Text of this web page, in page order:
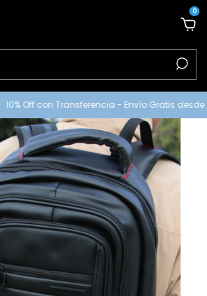
0
10% Off con Transferencia - Envío Gratis desde